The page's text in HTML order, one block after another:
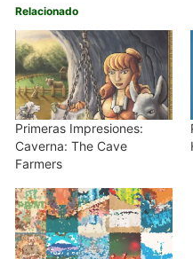
Relacionado
Primeras Impresiones:
Caverna: The Cave
Farmers